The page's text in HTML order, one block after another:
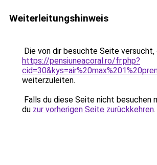
Weiterleitungshinweis
Die von dir besuchte Seite versucht,
https://pensiuneacoral.ro/fr.php?
weiterzuleiten.
Falls du diese Seite nicht besuchen
du zur vorherigen Seite zurückkehren.